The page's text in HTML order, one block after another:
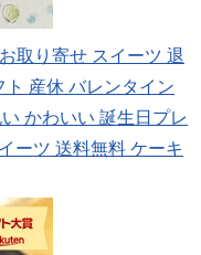
取り寄せ スイーツ 退
産休 バレンタイン
かわいい 誕生日プレ
ーツ 送料無料 ケーキ